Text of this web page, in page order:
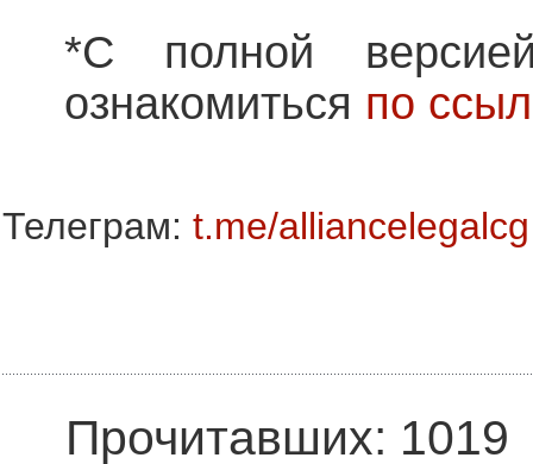
*С полной
ознакомиться по
Телеграм: t.me/alliancelegalcg
Прочитавших: 1019